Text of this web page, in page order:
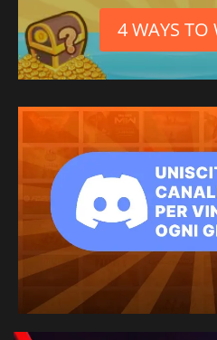
4 WAYS TO